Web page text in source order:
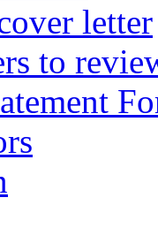
letter
to